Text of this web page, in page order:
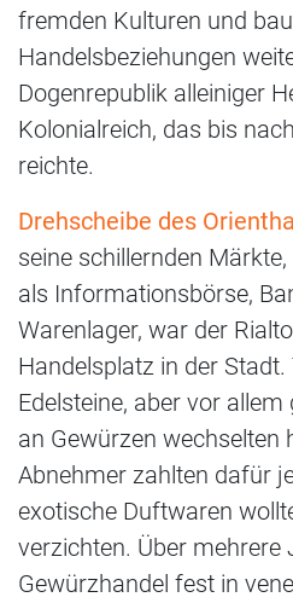
fremden Kulturen und
Handelsbeziehungen
Dogenrepublik alleiniger
Kolonialreich, das bis
reichte.
Drehscheibe des
seine schillernden
als Informationsbörse,
Warenlager, war der
Handelsplatz in der Stadt.
Edelsteine, aber vor
an Gewürzen wechselten
Abnehmer zahlten dafür
exotische Duftwaren
verzichten. Über mehrere
Gewürzhandel fest in